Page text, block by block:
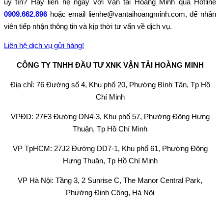
uy tín? Hãy liên hệ ngay với Vận tải Hoàng Minh qua Hotline
0909.662.896 hoặc email lienhe@vantaihoangminh.com, để nhân
viên tiếp nhận thông tin và kịp thời tư vấn về dịch vụ.
Liên hệ dịch vụ gửi hàng!
CÔNG TY TNHH ĐẦU TƯ XNK VẬN TẢI HOÀNG MINH
Địa chỉ: 76 Đường số 4, Khu phố 20, Phường Bình Tân, Tp Hồ
Chí Minh
VPĐD: 27F3 Đường DN4-3, Khu phố 57, Phường Đông Hưng
Thuận, Tp Hồ Chí Minh
VP TpHCM: 27J2 Đường DD7-1, Khu phố 61, Phường Đông
Hưng Thuận, Tp Hồ Chí Minh
VP Hà Nội: Tầng 3, 2 Sunrise C, The Manor Central Park,
Phường Định Công, Hà Nội